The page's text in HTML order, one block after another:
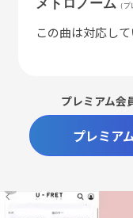
（
この曲は対応し
プレミアム会
プレミア